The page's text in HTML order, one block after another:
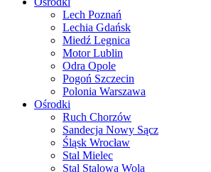
Lech Poznań
Lechia Gdańsk
Miedź Legnica
Motor Lublin
Odra Opole
Pogoń Szczecin
Polonia Warszawa
Ośrodki
Ruch Chorzów
Sandecja Nowy Sącz
Śląsk Wrocław
Stal Mielec
Stal Stalowa Wola